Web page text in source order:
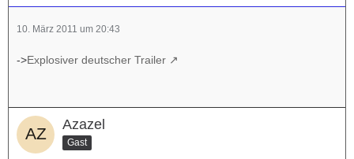
10. März 2011 um 20:43
->Explosiver deutscher Trailer
Azazel
Gast